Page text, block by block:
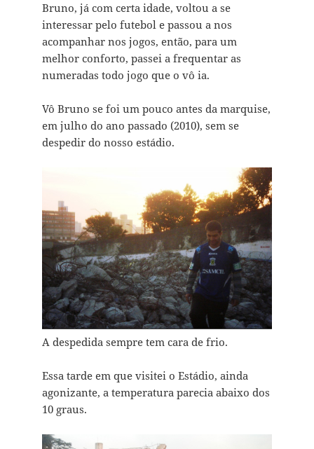
Bruno, já com certa idade, voltou a se
interessar pelo futebol e passou a nos
acompanhar nos jogos, então, para um
melhor conforto, passei a frequentar as
numeradas todo jogo que o vô ia.
Vô Bruno se foi um pouco antes da marquise,
em julho do ano passado (2010), sem se
despedir do nosso estádio.
A despedida sempre tem cara de frio.
Essa tarde em que visitei o Estádio, ainda
agonizante, a temperatura parecia abaixo dos
10 graus.